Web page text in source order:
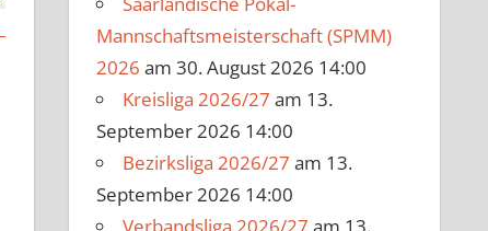
Mannschaftsmeisterschaft (SPMM)
2026 am 30. August 2026 14:00
Kreisliga 2026/27 am 13.
September 2026 14:00
Bezirksliga 2026/27 am 13.
September 2026 14:00
Verbandsliga 2026/27 am 13.